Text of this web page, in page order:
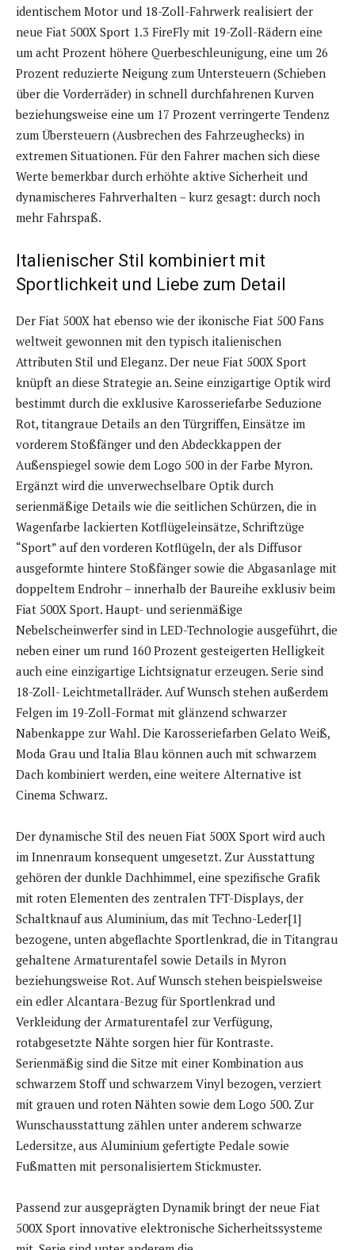
identischem Motor und 18-Zoll-Fahrwerk realisiert der
neue Fiat 500X Sport 1.3 FireFly mit 19-Zoll-Rädern eine
um acht Prozent höhere Querbeschleunigung, eine um 26
Prozent reduzierte Neigung zum Untersteuern (Schieben
über die Vorderräder) in schnell durchfahrenen Kurven
beziehungsweise eine um 17 Prozent verringerte Tendenz
zum Übersteuern (Ausbrechen des Fahrzeughecks) in
extremen Situationen. Für den Fahrer machen sich diese
Werte bemerkbar durch erhöhte aktive Sicherheit und
dynamischeres Fahrverhalten – kurz gesagt: durch noch
mehr Fahrspaß.
Italienischer Stil kombiniert mit
Sportlichkeit und Liebe zum Detail
Der Fiat 500X hat ebenso wie der ikonische Fiat 500 Fans
weltweit gewonnen mit den typisch italienischen
Attributen Stil und Eleganz. Der neue Fiat 500X Sport
knüpft an diese Strategie an. Seine einzigartige Optik wird
bestimmt durch die exklusive Karosseriefarbe Seduzione
Rot, titangraue Details an den Türgriffen, Einsätze im
vorderem Stoßfänger und den Abdeckkappen der
Außenspiegel sowie dem Logo 500 in der Farbe Myron.
Ergänzt wird die unverwechselbare Optik durch
serienmäßige Details wie die seitlichen Schürzen, die in
Wagenfarbe lackierten Kotflügeleinsätze, Schriftzüge
“Sport” auf den vorderen Kotflügeln, der als Diffusor
ausgeformte hintere Stoßfänger sowie die Abgasanlage mit
doppeltem Endrohr – innerhalb der Baureihe exklusiv beim
Fiat 500X Sport. Haupt- und serienmäßige
Nebelscheinwerfer sind in LED-Technologie ausgeführt, die
neben einer um rund 160 Prozent gesteigerten Helligkeit
auch eine einzigartige Lichtsignatur erzeugen. Serie sind
18-Zoll- Leichtmetallräder. Auf Wunsch stehen außerdem
Felgen im 19-Zoll-Format mit glänzend schwarzer
Nabenkappe zur Wahl. Die Karosseriefarben Gelato Weiß,
Moda Grau und Italia Blau können auch mit schwarzem
Dach kombiniert werden, eine weitere Alternative ist
Cinema Schwarz.
Der dynamische Stil des neuen Fiat 500X Sport wird auch
im Innenraum konsequent umgesetzt. Zur Ausstattung
gehören der dunkle Dachhimmel, eine spezifische Grafik
mit roten Elementen des zentralen TFT-Displays, der
Schaltknauf aus Aluminium, das mit Techno-Leder[1]
bezogene, unten abgeflachte Sportlenkrad, die in Titangrau
gehaltene Armaturentafel sowie Details in Myron
beziehungsweise Rot. Auf Wunsch stehen beispielsweise
ein edler Alcantara-Bezug für Sportlenkrad und
Verkleidung der Armaturentafel zur Verfügung,
rotabgesetzte Nähte sorgen hier für Kontraste.
Serienmäßig sind die Sitze mit einer Kombination aus
schwarzem Stoff und schwarzem Vinyl bezogen, verziert
mit grauen und roten Nähten sowie dem Logo 500. Zur
Wunschausstattung zählen unter anderem schwarze
Ledersitze, aus Aluminium gefertigte Pedale sowie
Fußmatten mit personalisiertem Stickmuster.
Passend zur ausgeprägten Dynamik bringt der neue Fiat
500X Sport innovative elektronische Sicherheitssysteme